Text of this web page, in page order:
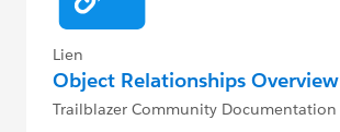
Lien
Object Relationships Overview
Trailblazer Community Documentation